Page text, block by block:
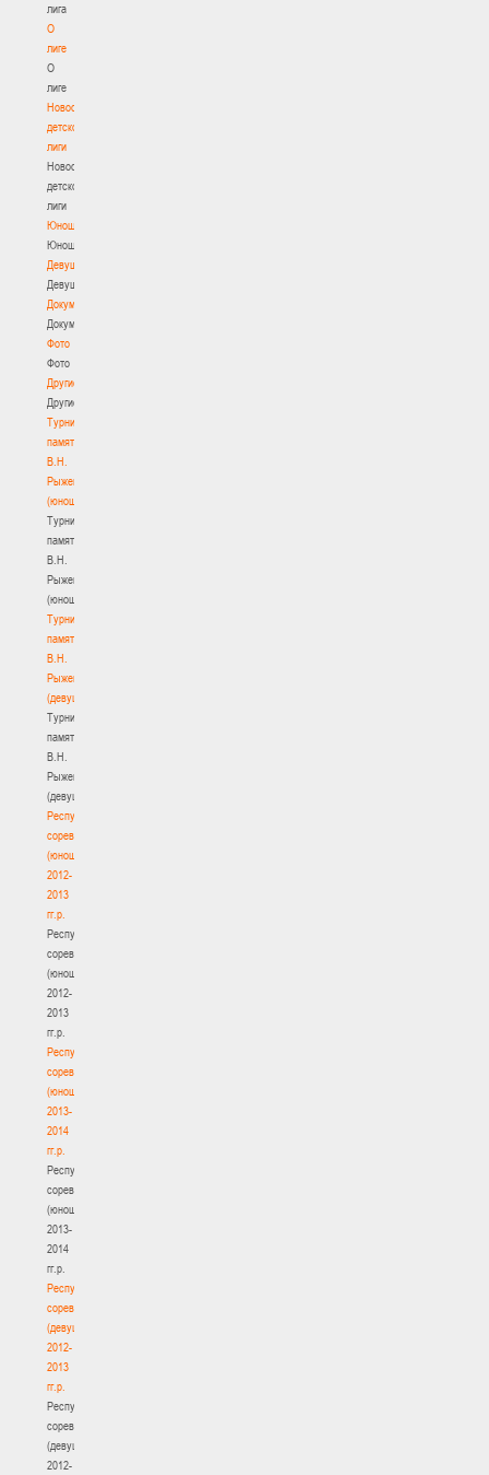
лига
О
лиге
О
лиге
Новости
детской
лиги
Новости
детской
лиги
Юноши
Юноши
Девушки
Девушки
Документы
Документы
Фото
Фото
Другие
Другие
Турнир
памяти
В.Н.
Рыженкова
(юноши)
Турнир
памяти
В.Н.
Рыженкова
(юноши)
Турнир
памяти
В.Н.
Рыженкова
(девушки)
Турнир
памяти
В.Н.
Рыженкова
(девушки)
Республиканские
соревнования
(юноши)
2012-
2013
гг.р.
Республиканские
соревнования
(юноши)
2012-
2013
гг.р.
Республиканские
соревнования
(юноши)
2013-
2014
гг.р.
Республиканские
соревнования
(юноши)
2013-
2014
гг.р.
Республиканские
соревнования
(девушки)
2012-
2013
гг.р.
Республиканские
соревнования
(девушки)
2012-